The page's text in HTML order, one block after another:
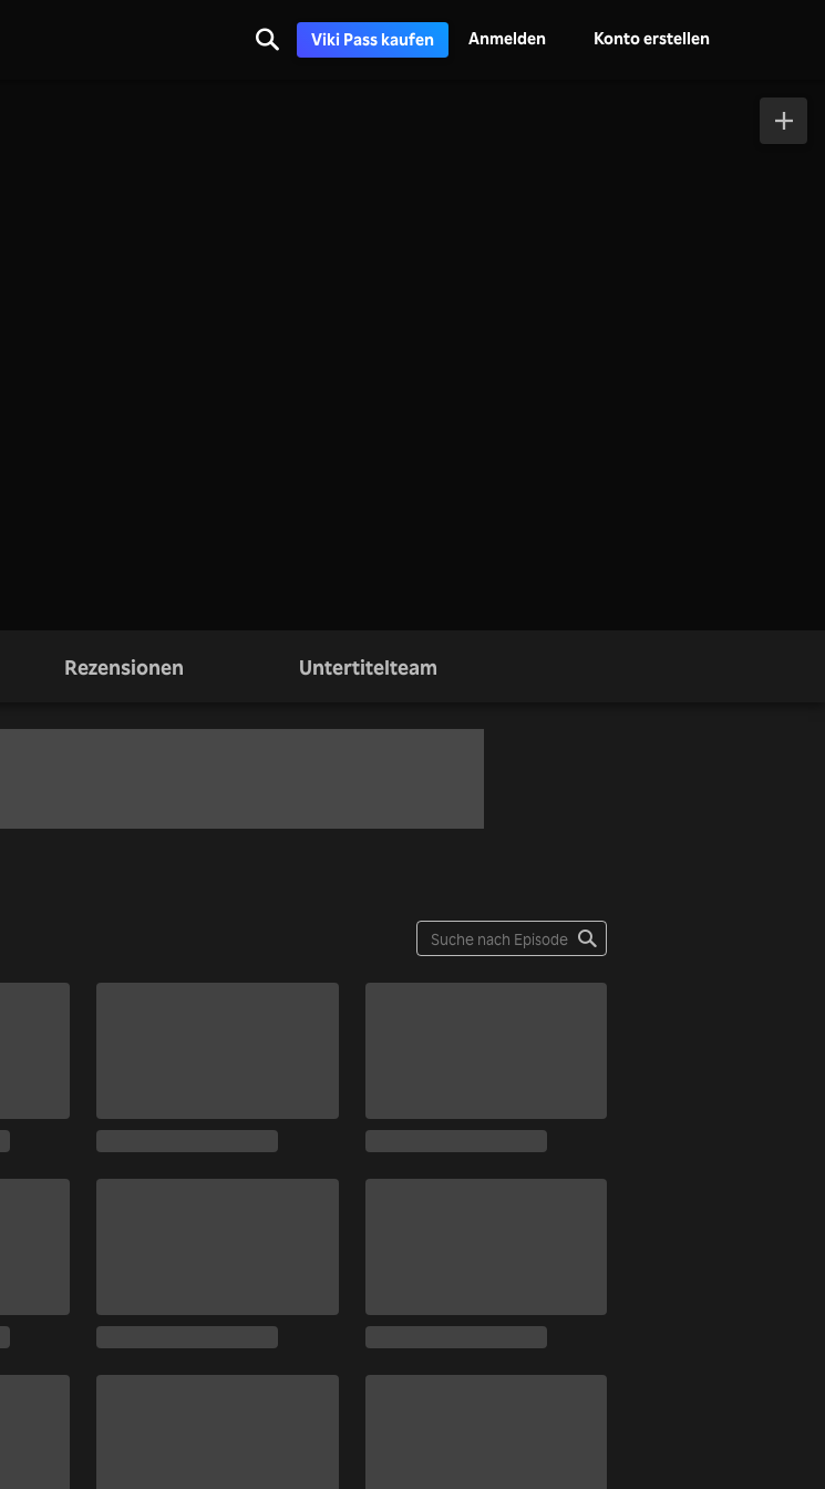
Viki Pass kaufen Anmelden Konto erstellen
Rezensionen Untertitelteam